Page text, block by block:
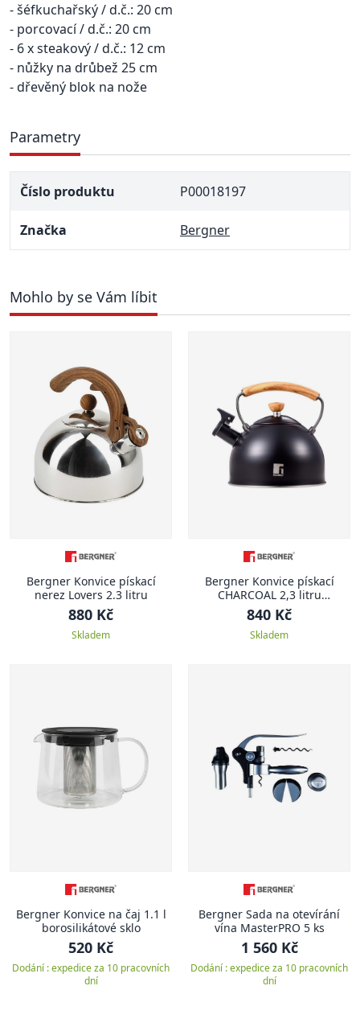
- šéfkuchařský / d.č.: 20 cm
- porcovací / d.č.: 20 cm
- 6 x steakový / d.č.: 12 cm
- nůžky na drůbež 25 cm
- dřevěný blok na nože
Parametry
Číslo produktu P00018197
Značka Bergner
Mohlo by se Vám líbit
Bergner Konvice pískací
nerez Lovers 2.3 litru
880 Kč
Skladem
Bergner Konvice pískací
CHARCOAL 2,3 litru
fialovočerná
840 Kč
Skladem
Bergner Konvice na čaj 1.1 l
borosilikátové sklo
520 Kč
Dodání : expedice za 10 pracovních
dní
Bergner Sada na otevírání
vína MasterPRO 5 ks
1 560 Kč
Dodání : expedice za 10 pracovních
dní